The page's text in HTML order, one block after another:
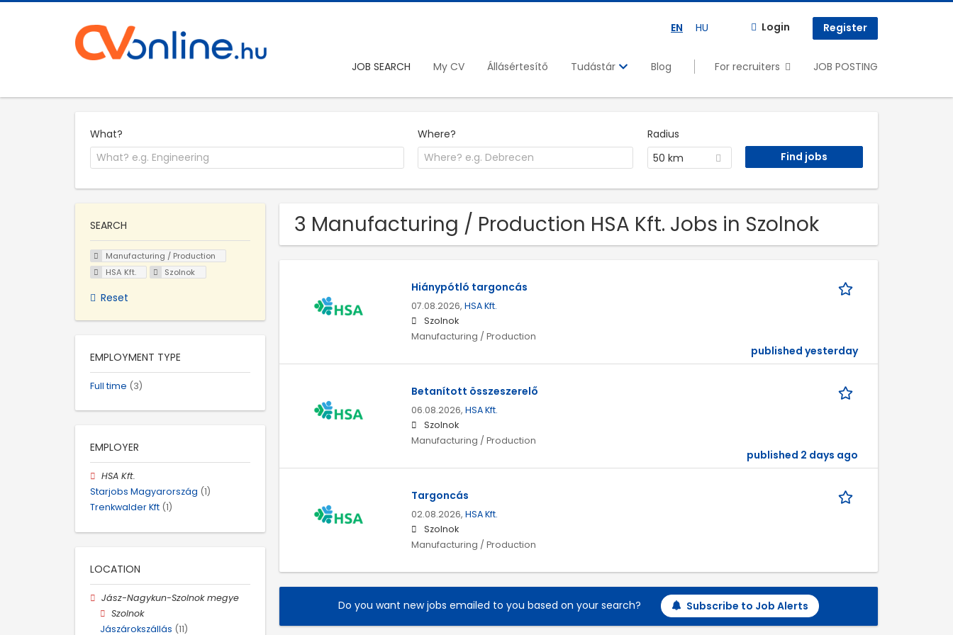
EN HU Login Register
JOB SEARCH My CV Állásértesítő Tudástár Blog For recruiters JOB POSTING
What? Where?
Radius
50 km
3 Manufacturing / Production HSA Kft. Jobs in Szolnok
Hiánypótló targoncás
07.08.2026, HSA Kft.
Szolnok
Manufacturing / Production
published yesterday
Betanított összeszerelő
06.08.2026, HSA Kft.
Szolnok
Manufacturing / Production
published 2 days ago
Targoncás
02.08.2026, HSA Kft.
Szolnok
Manufacturing / Production
Do you want new jobs emailed to you based on your search? Subscribe to Job Alerts
SEARCH
Manufacturing / Production
HSA Kft.
Szolnok
Reset
EMPLOYMENT TYPE
Full time (3)
EMPLOYER
HSA Kft.
Starjobs Magyarország (1)
Trenkwalder Kft (1)
LOCATION
Jász-Nagykun-Szolnok megye
Szolnok
Jászárokszállás (11)